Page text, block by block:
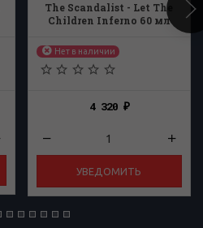
The Scandalist - Let The
Children Inferno 60 мл
Нет в наличии
4 320 ₽
УВЕДОМИТЬ